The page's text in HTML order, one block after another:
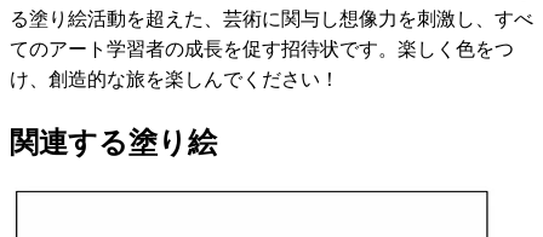
る塗り絵活動を超えた、芸術に関与し想像力を刺激し、すべ
てのアート学習者の成長を促す招待状です。楽しく色をつ
け、創造的な旅を楽しんでください！
関連する塗り絵